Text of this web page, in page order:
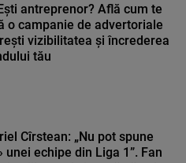
antreprenor? Află cum te
o campanie de advertoriale
vizibilitatea și încrederea
tău
Cîrstean: „Nu pot spune
unei echipe din Liga 1”. Fan